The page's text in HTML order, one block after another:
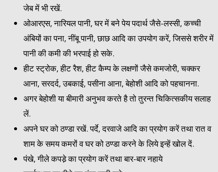
जेब में भी रखें.
ओआरएस, नारियल पानी, घर में बने पेय पदार्थ जैसे-लस्सी, कच्ची
अंबियों का पना, नींबू पानी, छाछ आदि का उपयोग करें, जिससे शरीर में
पानी की कमी की भरपाई हो सके.
हीट स्ट्रोक, हीट रैश, हीट कैम्प के लक्षणों जैसे कमजोरी, चक्कर
आना, सरदर्द, उबकाई, पसीना आना, बेहोशी आदि को पहचानना.
अगर बेहोशी या बीमारी अनुभव करते है तो तुरन्त चिकित्सकीय सलाह
लें.
अपने घर को ठण्डा रखें. पर्दे, दरवाजे आदि का प्रयोग करें तथा रात व
शाम के समय कमरों व घर को ठण्डा करने के लिये इन्हें खोल दें.
पंखे, गीले कपडे़ का प्रयोग करें तथा बार-बार नहाये